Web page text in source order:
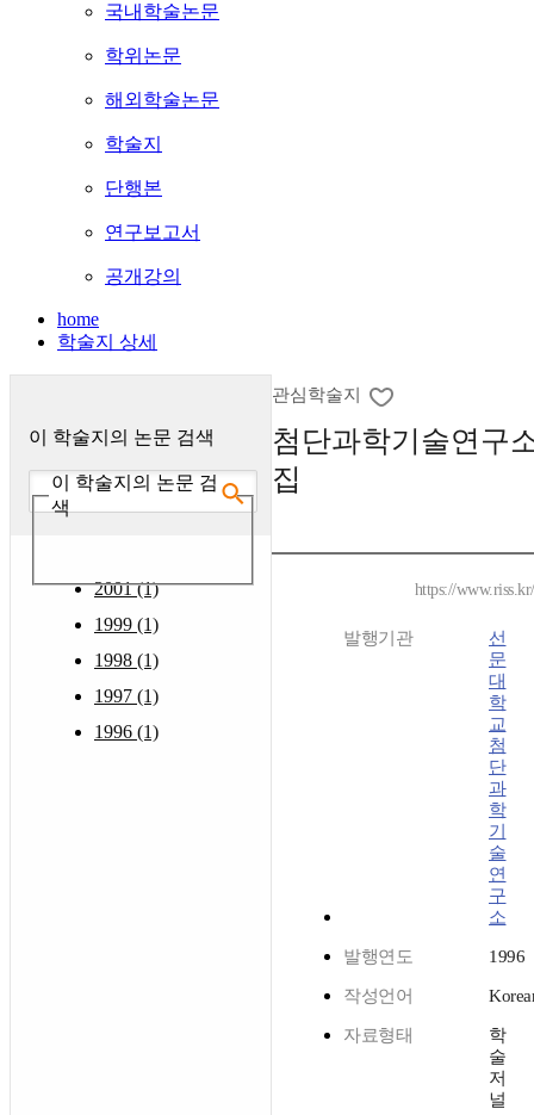
국내학술논문
학위논문
해외학술논문
학술지
단행본
연구보고서
공개강의
home
학술지 상세
이 학술지의 논문 검색
이 학술지의 논문 검
색
2001 (1)
1999 (1)
1998 (1)
1997 (1)
1996 (1)
관심학술지
첨단과학기술연구
집
https://
발행기관
선
문
대
학
교
첨
단
과
학
기
술
연
구
소
발행연도 1996
작성언어
자료형태
학
술
저
널